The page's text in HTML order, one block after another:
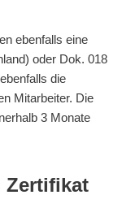
ebenfalls eine
oder Dok. 018
die
Mitarbeiter. Die
3 Monate
Zertifikat